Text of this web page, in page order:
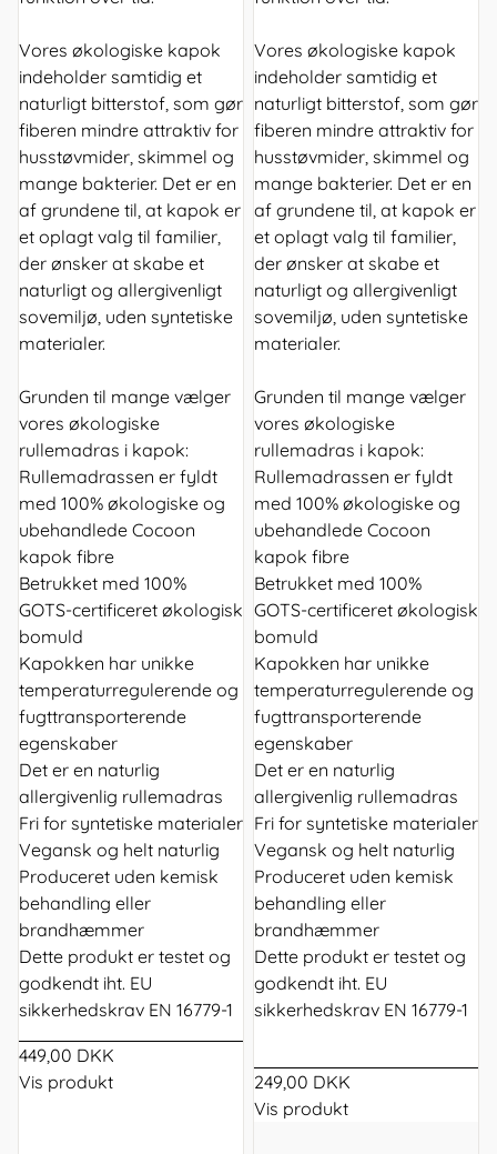
Vores økologiske kapok
indeholder samtidig et
naturligt bitterstof, som gør
fiberen mindre attraktiv for
husstøvmider, skimmel og
mange bakterier. Det er en
af grundene til, at kapok er
et oplagt valg til familier,
der ønsker at skabe et
naturligt og allergivenligt
sovemiljø, uden syntetiske
materialer.
Grunden til mange vælger
vores økologiske
rullemadras i kapok:
Rullemadrassen er fyldt
med 100% økologiske og
ubehandlede Cocoon
kapok fibre
Betrukket med 100%
GOTS-certificeret økologisk
bomuld
Kapokken har unikke
temperaturregulerende og
fugttransporterende
egenskaber
Det er en naturlig
allergivenlig rullemadras
Fri for syntetiske materialer
Vegansk og helt naturlig
Produceret uden kemisk
behandling eller
brandhæmmer
Dette produkt er testet og
godkendt iht. EU
sikkerhedskrav EN 16779-1
449,00 DKK
Vis produkt
Vores økologiske kapok
indeholder samtidig et
naturligt bitterstof, som gør
fiberen mindre attraktiv for
husstøvmider, skimmel og
mange bakterier. Det er en
af grundene til, at kapok er
et oplagt valg til familier,
der ønsker at skabe et
naturligt og allergivenligt
sovemiljø, uden syntetiske
materialer.
Grunden til mange vælger
vores økologiske
rullemadras i kapok:
Rullemadrassen er fyldt
med 100% økologiske og
ubehandlede Cocoon
kapok fibre
Betrukket med 100%
GOTS-certificeret økologisk
bomuld
Kapokken har unikke
temperaturregulerende og
fugttransporterende
egenskaber
Det er en naturlig
allergivenlig rullemadras
Fri for syntetiske materialer
Vegansk og helt naturlig
Produceret uden kemisk
behandling eller
brandhæmmer
Dette produkt er testet og
godkendt iht. EU
sikkerhedskrav EN 16779-1
249,00 DKK
Vis produkt